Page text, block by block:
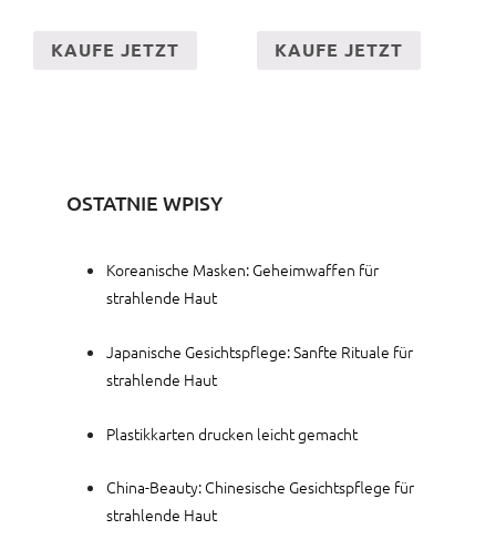
KAUFE JETZT KAUFE JETZT
OSTATNIE WPISY
Koreanische Masken: Geheimwaffen für
strahlende Haut
Japanische Gesichtspflege: Sanfte Rituale für
strahlende Haut
Plastikkarten drucken leicht gemacht
China-Beauty: Chinesische Gesichtspflege für
strahlende Haut